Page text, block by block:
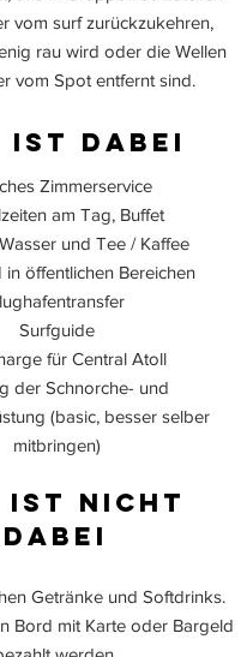
vom surf zurückzukehren,
rau wird oder die Wellen
vom Spot entfernt sind.
ist dabei
Zimmerservice
am Tag, Buffet
und Tee / Kaffee
in öffentlichen Bereichen
Surfguide
für Central Atoll
der Schnorche- und
(basic, besser selber
mitbringen)
ist nicht
dabei
Getränke und Softdrinks.
Bord mit Karte oder Bargeld